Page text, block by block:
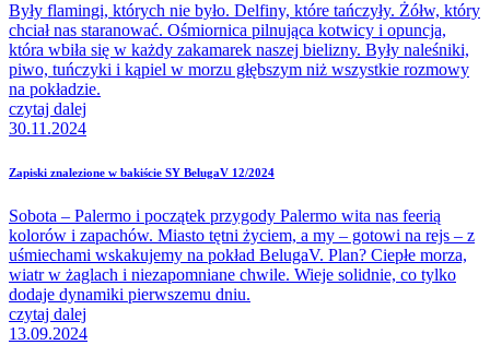
Były flamingi, których nie było. Delfiny, które tańczyły. Żółw, który
chciał nas staranować. Ośmiornica pilnująca kotwicy i opuncja,
która wbiła się w każdy zakamarek naszej bielizny. Były naleśniki,
piwo, tuńczyki i kąpiel w morzu głębszym niż wszystkie rozmowy
na pokładzie.
czytaj dalej
30.11.2024
Zapiski znalezione w bakiście SY BelugaV 12/2024
Sobota – Palermo i początek przygody Palermo wita nas feerią
kolorów i zapachów. Miasto tętni życiem, a my – gotowi na rejs – z
uśmiechami wskakujemy na pokład BelugaV. Plan? Ciepłe morza,
wiatr w żaglach i niezapomniane chwile. Wieje solidnie, co tylko
dodaje dynamiki pierwszemu dniu.
czytaj dalej
13.09.2024